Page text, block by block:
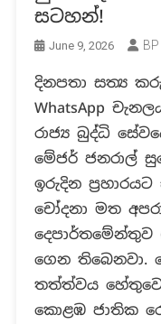
සටහන්!
June 9, 2026
දිනපතා සත්‍ය
WhatsApp
රාජ්‍ය බුද්ධි
මේජර් ජනරාල්
ඉරුදින
චෝදනා මත
දෙපාර්තමේන්තුව
ගෙන තිබෙනවා.
තත්ත්වය
කොළඹ ජාතික